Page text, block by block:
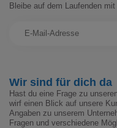
Wir sind für dich da
Hast du eine Frage zu
wirf einen Blick auf unsere
Angaben zu unserem
Fragen und verschiedene
Bleibe auf dem Laufenden